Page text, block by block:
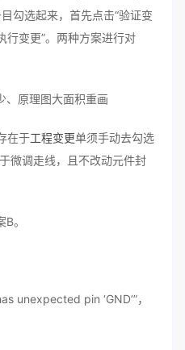
勾选起来，首先点击“验证变
行变更”。两种方案进行对
、原理图大面积重画
在于工程变更单须手动去勾选
微调走线，且不改动元件封
。
unexpected pin ‘GND’”，